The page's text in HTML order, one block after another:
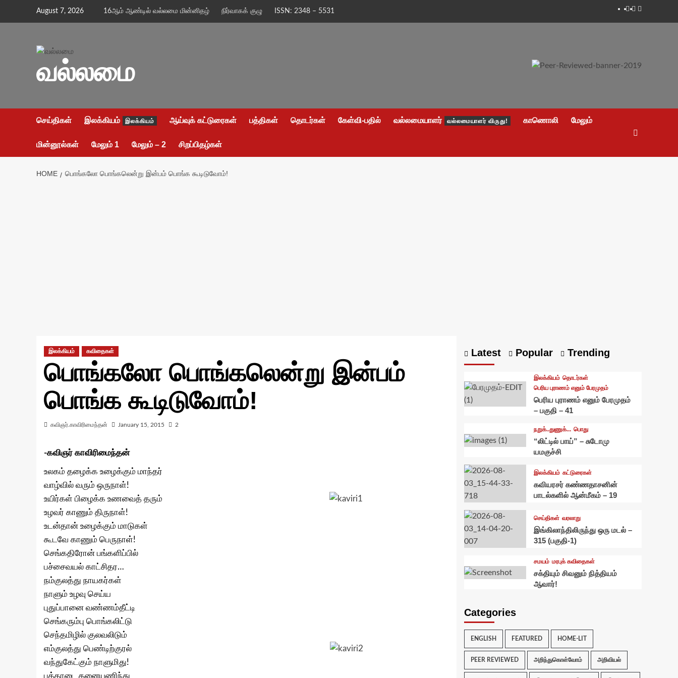
August 7, 2026 16ஆம் ஆண்டில் வல்லமை மின்னிதழ் நிர்வாகக் குழு ISSN: 2348 – 5531 Facebook
Twitter
Youtube
வல்லமை
செய்திகள் இலக்கியம் இலக்கியம் ஆய்வுக் கட்டுரைகள் பத்திகள் தொடர்கள் கேள்வி-பதில் வல்லமையாளர் வல்லமையாளர் விருது! காணொலி மேலும்
மின்னூல்கள் மேலும் 1 மேலும் – 2 சிறப்பிதழ்கள்
HOME பொங்கலோ பொங்கலென்று இன்பம் பொங்க கூடிடுவோம்!
இலக்கியம் கவிதைகள்
பொங்கலோ பொங்கலென்று இன்பம்
பொங்க கூடிடுவோம்!
கவிஞர்.காவிரிமைந்தன் January 15, 2015 2
-கவிஞர் காவிரிமைந்தன்
உலகம் தழைக்க உழைக்கும் மாந்தர்
வாழ்வில் வரும் ஒருநாள்!
உயிர்கள் பிழைக்க உணவைத் தரும்
உழவர் காணும் திருநாள்!
உடன்தான் உழைக்கும் மாடுகள்
கூடவே காணும் பெருநாள்!
செங்கதிரோன் பங்களிப்பில்
பச்சைவயல் காட்சிதர…
நம்குலத்து நாயகர்கள்
நாளும் உழவு செய்ய
புதுப்பானை வண்ணம்தீட்டி
செங்கரும்பு பொங்கலிட்டு
செந்தமிழில் குலவலிடும்
எம்குலத்து பெண்டிற்குரல்
வந்துகேட்கும் நாளுமிது!
புத்தாடை தனையணிந்து
Latest Popular Trending
இலக்கியம் தொடர்கள்
பெரிய புராணம் எனும் பேரமுதம்
பெரிய புராணம் எனும் பேரமுதம்
– பகுதி – 41
நறுக்..துணுக்... பொது
“லிட்டில் பாய்” – சுடோமு
யமகுச்சி
இலக்கியம் கட்டுரைகள்
கவியரசர் கண்ணதாசனின்
பாடல்களில் ஆன்மீகம் – 19
செய்திகள் வரலாறு
இங்கிலாந்திலிருந்து ஒரு மடல் –
315 (பகுதி-1)
சமயம் மரபுக் கவிதைகள்
சக்தியும் சிவனும் நித்தியம்
ஆவார்!
Categories
ENGLISH FEATURED HOME-LIT
PEER REVIEWED அறிந்துகொள்வோம் அறிவியல்